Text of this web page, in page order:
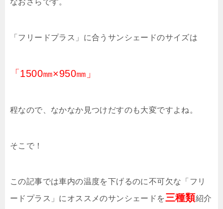
「フリードプラス」に合うサンシェードのサイズは
「1500㎜×950㎜」
程なので、なかなか見つけだすのも大変ですよね。
そこで！
この記事では車内の温度を下げるのに不可欠な「フリ
ードプラス」にオススメのサンシェードを三種類紹介